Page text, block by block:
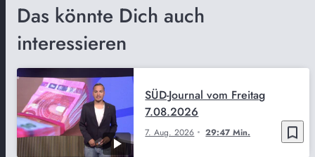
Das könnte Dich auch
interessieren
bookmark_border
7. Aug. 2026 29:47 Min.
SÜD-Journal vom Freitag
7.08.2026